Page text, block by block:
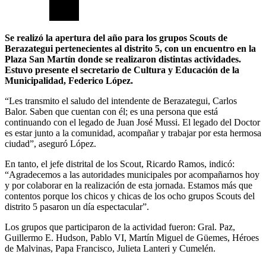
Se realizó la apertura del año para los grupos Scouts de
Berazategui pertenecientes al distrito 5, con un encuentro en la
Plaza San Martín donde se realizaron distintas actividades.
Estuvo presente el secretario de Cultura y Educación de la
Municipalidad, Federico López.
“Les transmito el saludo del intendente de Berazategui, Carlos
Balor. Saben que cuentan con él; es una persona que está
continuando con el legado de Juan José Mussi. El legado del Doctor
es estar junto a la comunidad, acompañar y trabajar por esta hermosa
ciudad”, aseguró López.
En tanto, el jefe distrital de los Scout, Ricardo Ramos, indicó:
“Agradecemos a las autoridades municipales por acompañarnos hoy
y por colaborar en la realización de esta jornada. Estamos más que
contentos porque los chicos y chicas de los ocho grupos Scouts del
distrito 5 pasaron un día espectacular”.
Los grupos que participaron de la actividad fueron: Gral. Paz,
Guillermo E. Hudson, Pablo VI, Martín Miguel de Güemes, Héroes
de Malvinas, Papa Francisco, Julieta Lanteri y Cumelén.